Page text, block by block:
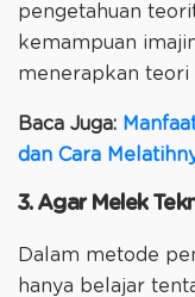
pengetahuan
kemampuan
menerapkan teori
Baca Juga:
dan Cara
3. Agar Melek
Dalam metode
hanya belajar